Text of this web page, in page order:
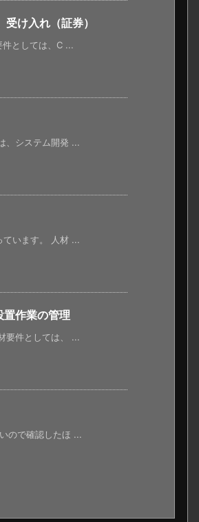
け入れ（証券）
としては、C ...
、システム開発 ...
ています。 人材 ...
作業の管理
要件としては、 ...
ので確認したほ ...